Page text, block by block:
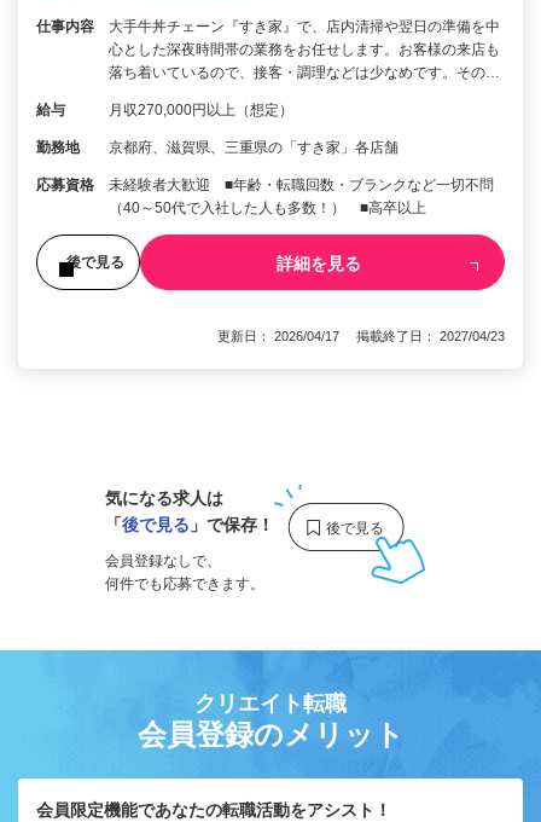
仕事内容
大手牛丼チェーン『すき家』で、店内清掃や翌日の準備を中
心とした深夜時間帯の業務をお任せします。お客様の来店も
落ち着いているので、接客・調理などは少なめです。その…
給与 月収270,000円以上（想定）
勤務地 京都府、滋賀県、三重県の「すき家」各店舗
応募資格
未経験者大歓迎 ■年齢・転職回数・ブランクなど一切不問
（40～50代で入社した人も多数！） ■高卒以上
後で見る 詳細を見る
更新日： 2026/04/17 掲載終了日： 2027/04/23
気になる求人は
「後で見る 」で保存！
会員登録なしで、
何件でも応募できます。
クリエイト転職
会員登録のメリット
会員限定機能であなたの転職活動をアシスト！